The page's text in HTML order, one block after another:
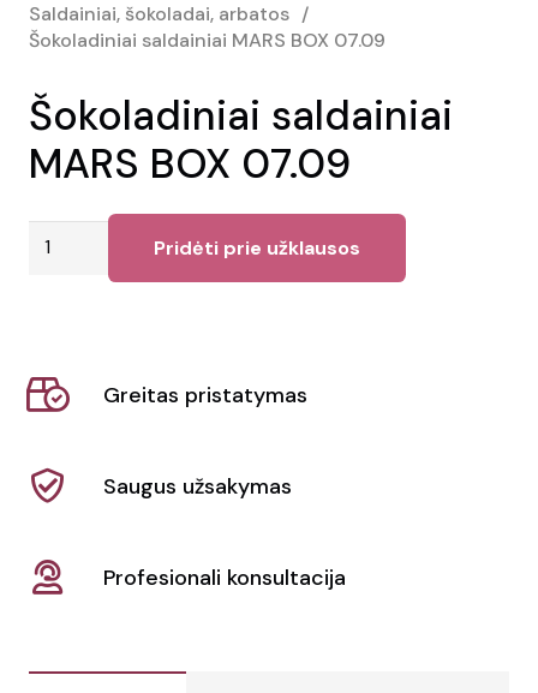
Saldainiai, šokoladai, arbatos /
Šokoladiniai saldainiai MARS BOX 07.09
Šokoladiniai saldainiai
MARS BOX 07.09
produkto
BOX
Pridėti prie užklausos
Greitas pristatymas
Saugus užsakymas
Profesionali konsultacija